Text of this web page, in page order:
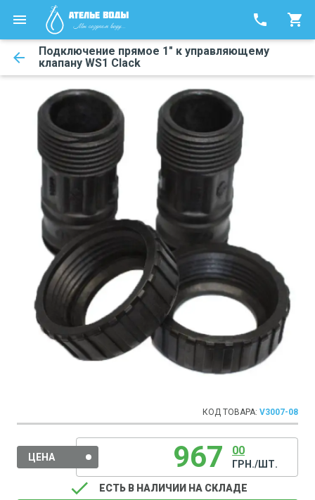
phone shopping_cart
Подключение прямое 1" к управляющему
клапану WS1 Clack
arrow_back
КОД ТОВАРА: V3007-08
ЦЕНА 967 00
ГРН./ШТ.
done ЕСТЬ В НАЛИЧИИ НА СКЛАДЕ